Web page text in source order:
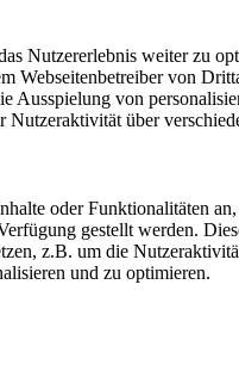
Nutzererlebnis weiter zu
Webseitenbetreiber von
Ausspielung von
über
oder Funktionalitäten
gestellt werden.
z.B. um die
und zu optimieren.